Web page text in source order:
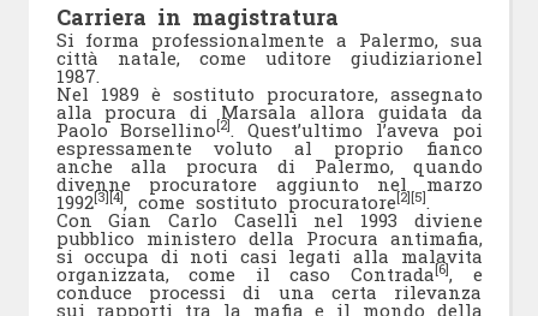
Carriera in magistratura
Si forma professionalmente a Palermo, sua
città natale, come uditore giudiziarionel
1987.
Nel 1989 è sostituto procuratore, assegnato
alla procura di Marsala allora guidata da
Paolo Borsellino[2] . Quest’ultimo l’aveva poi
espressamente voluto al proprio fianco
anche alla procura di Palermo, quando
divenne procuratore aggiunto nel marzo
1992[3][4], come sostituto procuratore[2][5]
Con Gian Carlo Caselli nel 1993 diviene
pubblico ministero della Procura antimafia,
si occupa di noti casi legati alla malavita
organizzata, come il caso Contrada[6], e
conduce processi di una certa rilevanza
sui rapporti tra la mafia e il mondo della